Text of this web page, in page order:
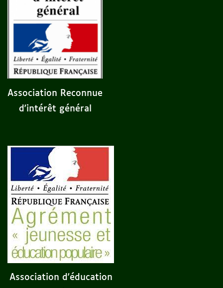
Association Reconnue
d'intérêt général
Association d'éducation